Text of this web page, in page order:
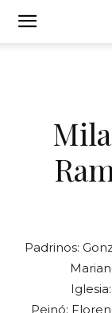
Padrinos:
Peinó: